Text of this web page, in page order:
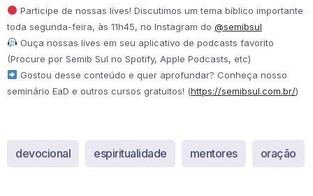
Participe de nossas lives! Discutimos um tema bíblico importante
toda segunda-feira, às 11h45, no Instagram do @semibsul
Ouça nossas lives em seu aplicativo de podcasts favorito
(Procure por Semib Sul no Spotify, Apple Podcasts, etc)
Gostou desse conteúdo e quer aprofundar? Conheça nosso
seminário EaD e outros cursos gratuitos! (https://semibsul.com.br/)
devocional espiritualidade mentores oração